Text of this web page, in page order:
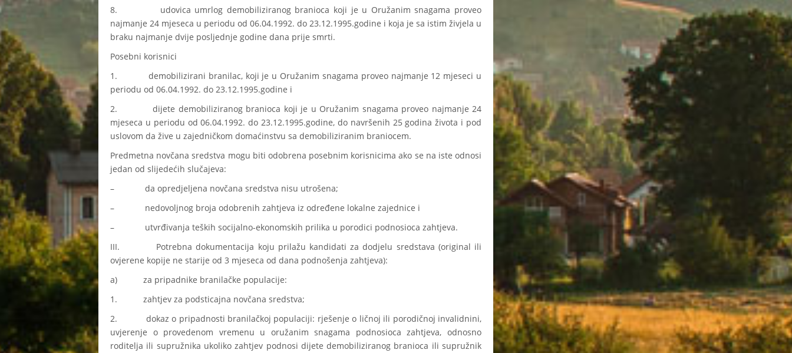
8. udovica umrlog demobiliziranog branioca koji je u Oružanim snagama proveo
najmanje 24 mjeseca u periodu od 06.04.1992. do 23.12.1995.godine i koja je sa istim živjela u
braku najmanje dvije posljednje godine dana prije smrti.
Posebni korisnici
1. demobilizirani branilac, koji je u Oružanim snagama proveo najmanje 12 mjeseci u
periodu od 06.04.1992. do 23.12.1995.godine i
2. dijete demobiliziranog branioca koji je u Oružanim snagama proveo najmanje 24
mjeseca u periodu od 06.04.1992. do 23.12.1995.godine, do navršenih 25 godina života i pod
uslovom da žive u zajedničkom domaćinstvu sa demobiliziranim braniocem.
Predmetna novčana sredstva mogu biti odobrena posebnim korisnicima ako se na iste odnosi
jedan od slijedećih slučajeva:
– da opredjeljena novčana sredstva nisu utrošena;
– nedovoljnog broja odobrenih zahtjeva iz određene lokalne zajednice i
– utvrđivanja teških socijalno-ekonomskih prilika u porodici podnosioca zahtjeva.
III. Potrebna dokumentacija koju prilažu kandidati za dodjelu sredstava (original ili
ovjerene kopije ne starije od 3 mjeseca od dana podnošenja zahtjeva):
a) za pripadnike branilačke populacije:
1. zahtjev za podsticajna novčana sredstva;
2. dokaz o pripadnosti branilačkoj populaciji: rješenje o ličnoj ili porodičnoj invalidnini,
uvjerenje o provedenom vremenu u oružanim snagama podnosioca zahtjeva, odnosno
roditelja ili supružnika ukoliko zahtjev podnosi dijete demobiliziranog branioca ili supružnik